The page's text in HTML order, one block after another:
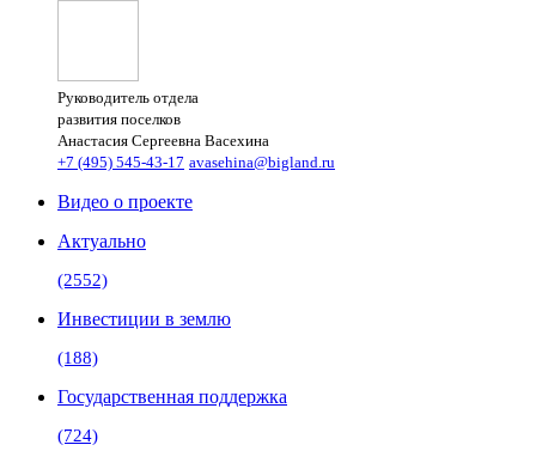
Руководитель отдела
развития поселков
Анастасия Сергеевна Васехина
+7 (495) 545-43-17 avasehina@bigland.ru
Видео о проекте
Актуально
(2552)
Инвестиции в землю
(188)
Государственная поддержка
(724)